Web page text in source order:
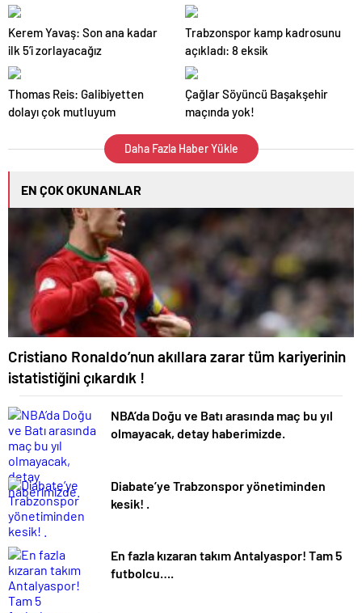
Kerem Yavaş: Son ana kadar
ilk 5’i zorlayacağız
Trabzonspor kamp kadrosunu
açıkladı: 8 eksik
Thomas Reis: Galibiyetten
dolayı çok mutluyum
Çağlar Söyüncü Başakşehir
maçında yok!
Daha Fazla Haber Yükle
EN ÇOK OKUNANLAR
Cristiano Ronaldo’nun akıllara zarar tüm kariyerinin
istatistiğini çıkardık !
NBA’da Doğu ve Batı arasında maç bu yıl
olmayacak, detay haberimizde.
Diabate’ye Trabzonspor yönetiminden
kesik! .
En fazla kızaran takım Antalyaspor! Tam 5
futbolcu….